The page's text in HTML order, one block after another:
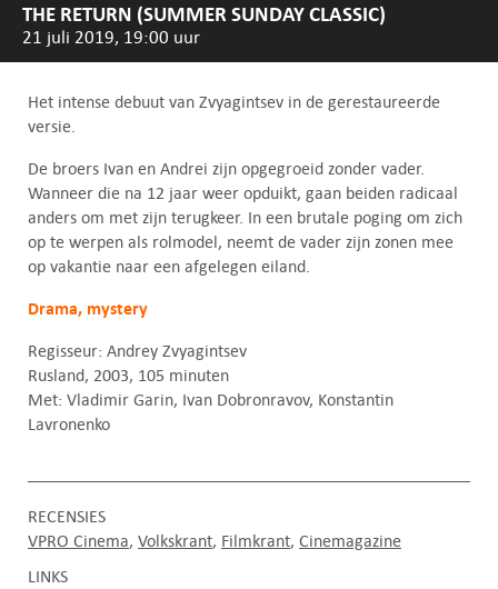
THE RETURN (SUMMER SUNDAY CLASSIC)
21 juli 2019, 19:00 uur
Het intense debuut van Zvyagintsev in de gerestaureerde
versie.
De broers Ivan en Andrei zijn opgegroeid zonder vader.
Wanneer die na 12 jaar weer opduikt, gaan beiden radicaal
anders om met zijn terugkeer. In een brutale poging om zich
op te werpen als rolmodel, neemt de vader zijn zonen mee
op vakantie naar een afgelegen eiland.
Drama, mystery
Regisseur: Andrey Zvyagintsev
Rusland, 2003, 105 minuten
Met: Vladimir Garin, Ivan Dobronravov, Konstantin
Lavronenko
RECENSIES
VPRO Cinema Volkskrant Filmkrant Cinemagazine
LINKS